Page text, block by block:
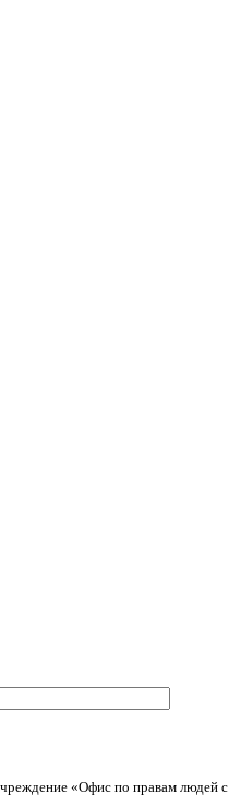
«Офис по правам людей